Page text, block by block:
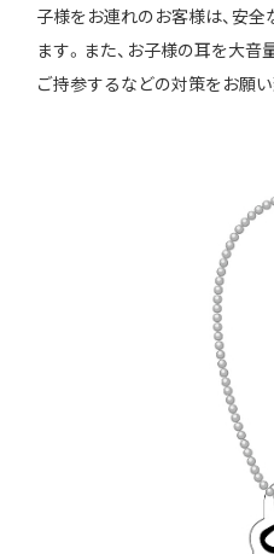
子様をお連れのお客様は、安
ます。また、お子様の耳を大
ご持参するなどの対策をお願い